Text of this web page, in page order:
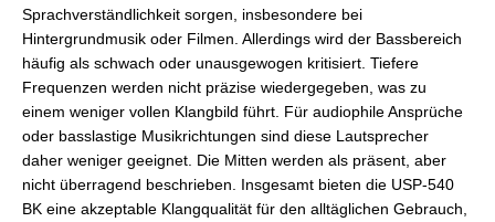
Sprachverständlichkeit sorgen, insbesondere bei
Hintergrundmusik oder Filmen. Allerdings wird der Bassbereich
häufig als schwach oder unausgewogen kritisiert. Tiefere
Frequenzen werden nicht präzise wiedergegeben, was zu
einem weniger vollen Klangbild führt. Für audiophile Ansprüche
oder basslastige Musikrichtungen sind diese Lautsprecher
daher weniger geeignet. Die Mitten werden als präsent, aber
nicht überragend beschrieben. Insgesamt bieten die USP-540
BK eine akzeptable Klangqualität für den alltäglichen Gebrauch,